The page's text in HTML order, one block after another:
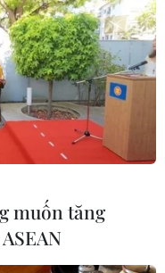
muốn tăng